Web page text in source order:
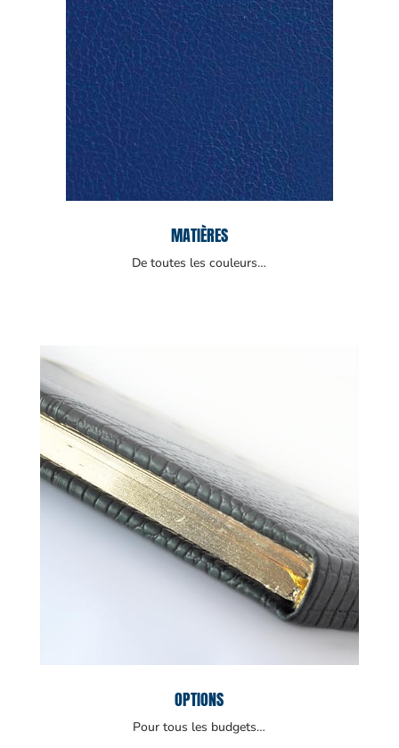
MATIÈRES
De toutes les couleurs…
OPTIONS
Pour tous les budgets…